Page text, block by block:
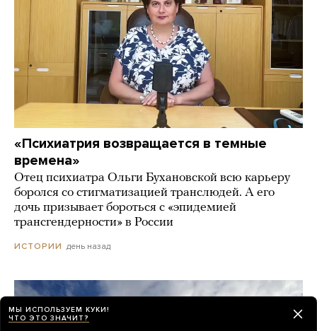
«Психиатрия возвращается в темные
времена»
Отец психиатра Ольги Бухановской всю карьеру
боролся со стигматизацией транслюдей. А его
дочь призывает бороться с «эпидемией
трансгендерности» в России
ИСТОРИИ день назад
МЫ ИСПОЛЬЗУЕМ КУКИ!
ЧТО ЭТО ЗНАЧИТ?